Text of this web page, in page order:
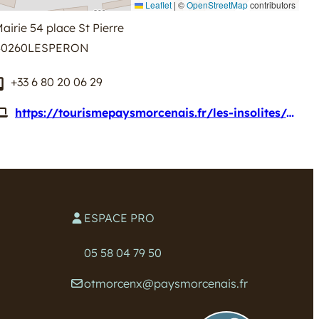
Leaflet | ©OpenStreetMapcontributors
54 place St Pierre
LESPERON
+33 6 80 20 06 29
https://tourismepaysmorcenais.fr/les-insolites/experiences-partagees/conteurs-des-landes/
ESPACE PRO
05 58 04 79 50
otmorcenx@paysmorcenais.fr